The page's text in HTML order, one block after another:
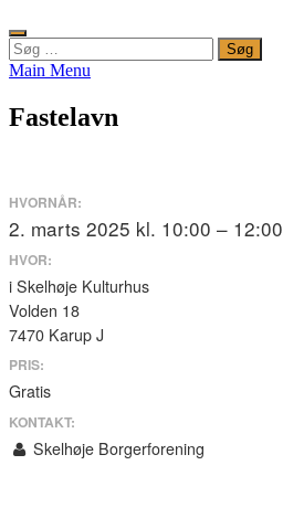
Søg
efter:
Main Menu
Fastelavn
HVORNÅR:
2. marts 2025 kl. 10:00 – 12:00
HVOR:
i Skelhøje Kulturhus
Volden 18
7470 Karup J
PRIS:
Gratis
KONTAKT:
Skelhøje Borgerforening